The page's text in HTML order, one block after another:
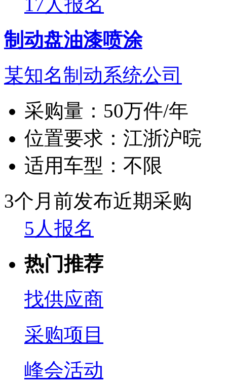
制动盘油漆喷涂
某知名制动系统公司
采购量： 50万件/年
位置要求： 江浙沪晥
适用车型： 不限
3个月前发布近期采购
5人报名
热门推荐
找供应商
采购项目
峰会活动